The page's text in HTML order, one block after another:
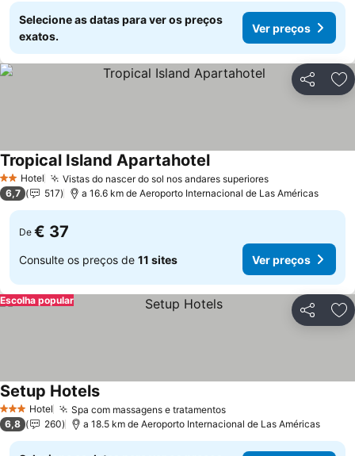
Selecione as datas para ver os preços
exatos.
Ver preços
Partilhar
2 Estrelas
Hotel Vistas do nascer do sol nos andares superiores
Tropical Island Apartahotel
6,7 517 a 16.6 km de Aeroporto Internacional de Las Américas
De € 37
Consulte os preços de 11 sites Ver preços
Partilhar
Escolha popular
3 EstrelasHotel Spa com massagens e tratamentos
Setup Hotels
6,8 260 a 18.5 km de Aeroporto Internacional de Las Américas